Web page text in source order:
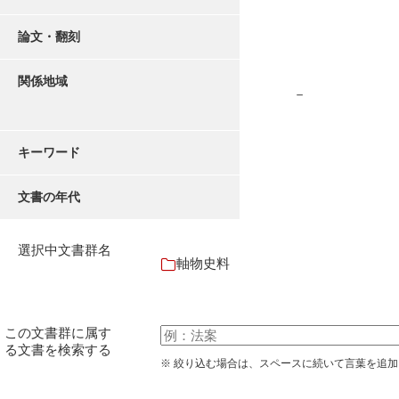
論文・翻刻
関係地域
－
キーワード
文書の年代
選択中文書群名
軸物史料
この文書群に属す
る文書を検索する
※ 絞り込む場合は、スペースに続いて言葉を追加